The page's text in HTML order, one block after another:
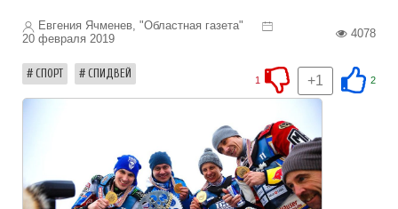
Евгения Ячменев, "Областная газета"
20 февраля 2019
4078
СПОРТ СПИДВЕЙ 2
+1
1